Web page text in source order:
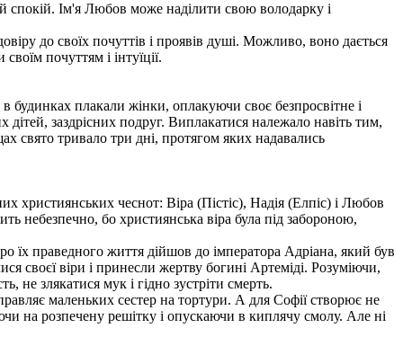
спокій. Ім'я Любов може наділити свою володарку і
до своїх почуттів і проявів душі. Можливо, воно дається
почуттям і інтуїції.
будинках плакали жінки, оплакуючи своє безпросвітне і
дітей, заздрісних подруг. Виплакатися належало навіть тим,
свято тривало три дні, протягом яких надавались
християнських чеснот: Віра (Пістіс), Надія (Елпіс) і Любов
небезпечно, бо християнська віра була під забороною,
їх праведного життя дійшов до імператора Адріана, який був
своєї віри і принесли жертву богині Артеміді. Розуміючи,
не злякатися мук і гідно зустріти смерть.
маленьких сестер на тортури. А для Софії створює не
на розпечену решітку і опускаючи в киплячу смолу. Але ні